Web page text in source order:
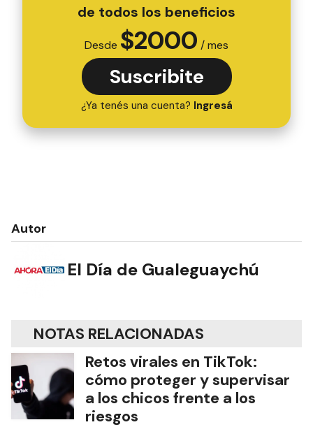
de todos los beneficios
Desde $2000 / mes
Suscribite
¿Ya tenés una cuenta? Ingresá
Autor
El Día de Gualeguaychú
NOTAS RELACIONADAS
Retos virales en TikTok:
cómo proteger y supervisar
a los chicos frente a los
riesgos